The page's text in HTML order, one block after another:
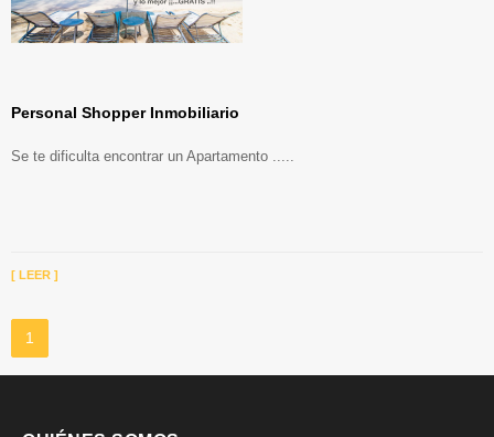
Personal Shopper Inmobiliario
Se te dificulta encontrar un Apartamento .....
[ LEER ]
1